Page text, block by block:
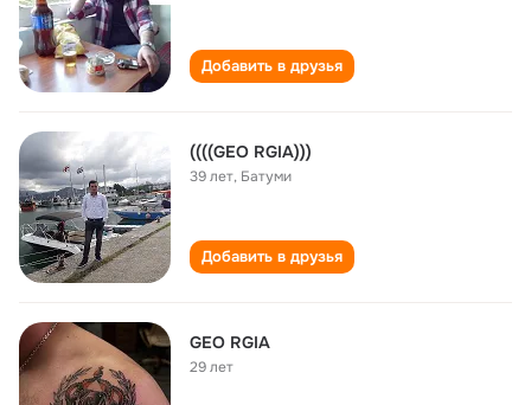
Добавить в друзья
((((GEO RGIA)))
39 лет, Батуми
Добавить в друзья
GEO RGIA
29 лет